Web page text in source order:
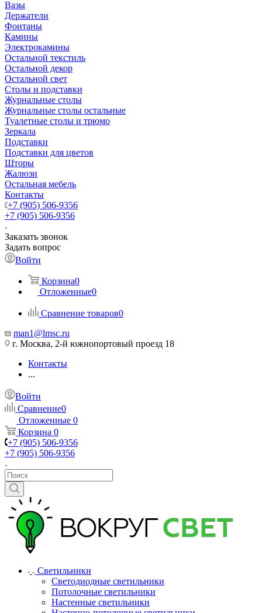
Вазы
Держатели
Фонтаны
Камины
Электрокамины
Остальной текстиль
Остальной декор
Остальной свет
Столы и подставки
Журнальные столы
Журнальные столы остальные
Туалетные столы и трюмо
Зеркала
Подставки
Подставки для цветов
Шторы
Жалюзи
Остальная мебель
Контакты
+7 (905) 506-9356
+7 (905) 506-9356
Заказать звонок
Задать вопрос
Войти
Корзина0
Отложенные0
Сравнение товаров0
man1@lmsc.ru
г. Москва, 2-й южнопортовый проезд 18
Контакты
...
Войти
Сравнение0
Отложенные 0
Корзина 0
+7 (905) 506-9356
+7 (905) 506-9356
Светильники
Светодиодные светильники
Потолочные светильники
Настенные светильники